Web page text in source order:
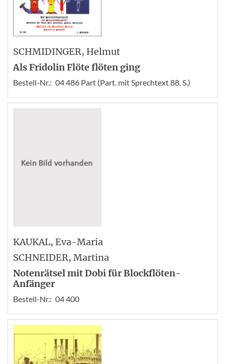
SCHMIDINGER, Helmut
Als Fridolin Flöte flöten ging
Bestell-Nr.: 04 486 Part (Part. mit Sprechtext 88. S.)
KAUKAL, Eva-Maria
SCHNEIDER, Martina
Notenrätsel mit Dobi für Blockflöten-
Anfänger
Bestell-Nr.: 04 400